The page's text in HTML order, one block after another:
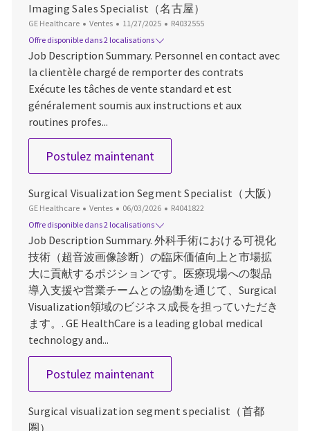
Imaging Sales Specialist（名古屋）
GE Healthcare Catégorie
Ventes Date d’affichage
11/27/2025 ID du poste
R4032555
Offre disponible dans 2 localisations
Job Description Summary. Personnel en contact avec
la clientèle chargé de remporter des contrats
Exécute les tâches de vente standard et est
généralement soumis aux instructions et aux
routines profes...
Postulez maintenantImaging Sales Specialist（名
Surgical Visualization Segment Specialist（大阪）
GE Healthcare Catégorie
Ventes Date d’affichage
06/03/2026 ID du poste
R4041822
Offre disponible dans 2 localisations
Job Description Summary. 外科手術における可視化
技術（超音波画像診断）の臨床価値向上と市場拡
大に貢献するポジションです。医療現場への製品
導入支援や営業チームとの協働を通じて、Surgical
Visualization領域のビジネス成長を担っていただき
ます。. GE HealthCare is a leading global medical
technology and...
Postulez maintenantSurgical Visualization
Surgical visualization segment specialist（首都
圏）